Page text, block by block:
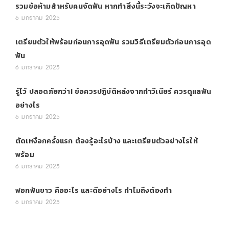
รวมข้อห้ามสำหรับคนจัดฟัน หากทำสิ่งนี้ระวังจะเกิดปัญหา
6 มกราคม 2025
เตรียมตัวให้พร้อมก่อนการอุดฟัน รวมวิธีเตรียมตัวก่อนการอุด
ฟัน
6 มกราคม 2025
รู้ไว้ ปลอดภัยกว่า! ข้อควรปฏิบัติหลังจากทำวีเนียร์ ควรดูแลฟัน
อย่างไร
6 มกราคม 2025
ตัดเหงือกครั้งแรก ต้องรู้อะไรบ้าง และเตรียมตัวอย่างไรให้
พร้อม
6 มกราคม 2025
ฟอกฟันขาว คืออะไร และดีอย่างไร ทำไมถึงต้องทำ
6 มกราคม 2025